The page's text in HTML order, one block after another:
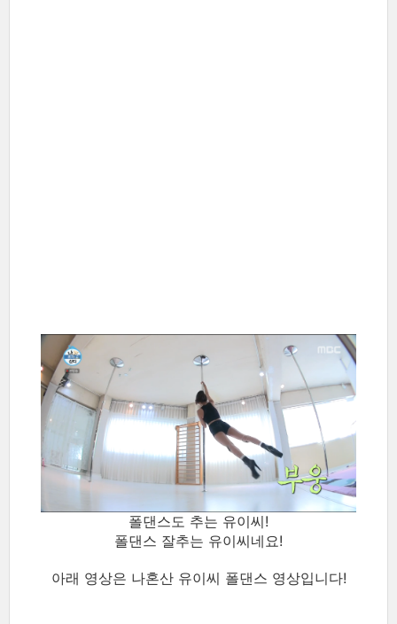
폴댄스도 추는 유이씨!
폴댄스 잘추는 유이씨네요!
아래 영상은 나혼산 유이씨 폴댄스 영상입니다!